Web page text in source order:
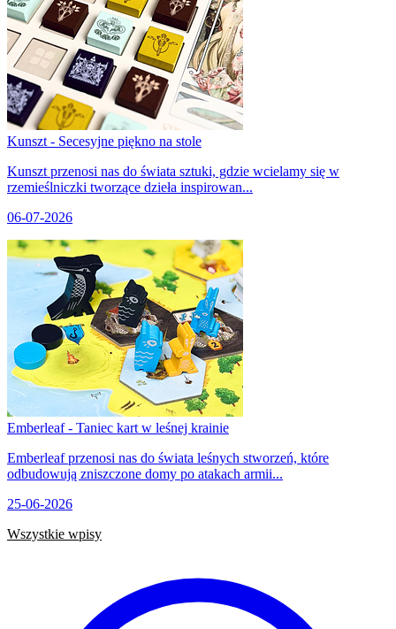
Kunszt - Secesyjne piękno na stole
Kunszt przenosi nas do świata sztuki, gdzie wcielamy się w
rzemieślniczki tworzące dzieła inspirowan...
06-07-2026
Emberleaf - Taniec kart w leśnej krainie
Emberleaf przenosi nas do świata leśnych stworzeń, które
odbudowują zniszczone domy po atakach armii...
25-06-2026
Wszystkie wpisy